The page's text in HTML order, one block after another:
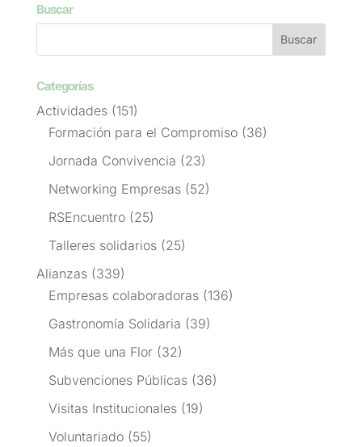
Buscar
Categorías
Actividades(151)
Formación para el Compromiso(36)
Jornada Convivencia (23)
Networking Empresas(52)
RSEncuentro(25)
Talleres solidarios(25)
Alianzas(339)
Empresas colaboradoras(136)
Gastronomía Solidaria (39)
Más que una Flor(32)
Subvenciones Públicas(36)
Visitas Institucionales(19)
Voluntariado(55)